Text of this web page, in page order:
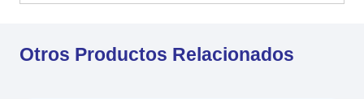
Otros Productos Relacionados